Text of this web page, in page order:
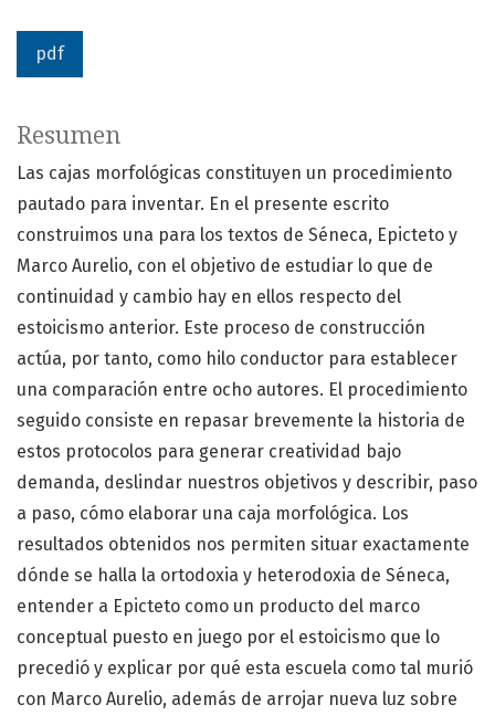
pdf
Resumen
Las cajas morfológicas constituyen un procedimiento
pautado para inventar. En el presente escrito
construimos una para los textos de Séneca, Epicteto y
Marco Aurelio, con el objetivo de estudiar lo que de
continuidad y cambio hay en ellos respecto del
estoicismo anterior. Este proceso de construcción
actúa, por tanto, como hilo conductor para establecer
una comparación entre ocho autores. El procedimiento
seguido consiste en repasar brevemente la historia de
estos protocolos para generar creatividad bajo
demanda, deslindar nuestros objetivos y describir, paso
a paso, cómo elaborar una caja morfológica. Los
resultados obtenidos nos permiten situar exactamente
dónde se halla la ortodoxia y heterodoxia de Séneca,
entender a Epicteto como un producto del marco
conceptual puesto en juego por el estoicismo que lo
precedió y explicar por qué esta escuela como tal murió
con Marco Aurelio, además de arrojar nueva luz sobre